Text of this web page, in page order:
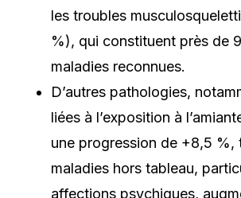
les troubles
%), qui constituent près de
maladies reconnues.
D’autres pathologies,
liées à l’exposition à
une progression de +8,5 %,
maladies hors tableau,
affections psychiques,